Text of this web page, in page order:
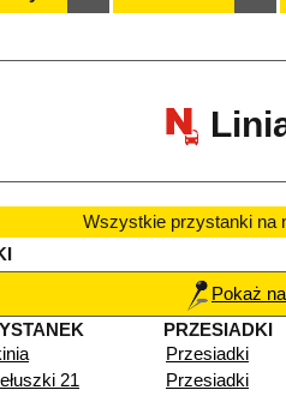
Wszystkie przystanki na
Pokaż
PRZESIADKI
Przesiadki
21
Przesiadki